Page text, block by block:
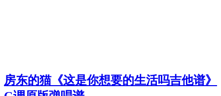
房东的猫《这是你想要的生活吗吉他谱》